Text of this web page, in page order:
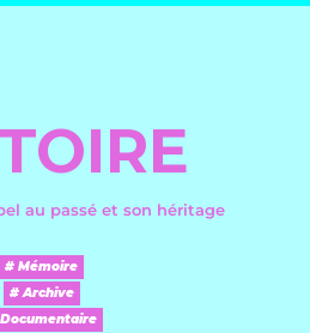
au passé et son héritage
# Mémoire
# Archive